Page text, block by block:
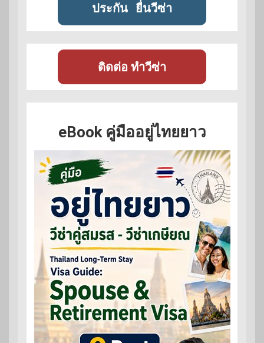
ประกัน ยื่นวีซ่า
ติดต่อ ทำวีซ่า
eBook คู่มืออยู่ไทยยาว